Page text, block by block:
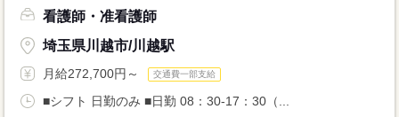
看護師・准看護師
埼玉県川越市/川越駅
月給272,700円～ 交通費一部支給
■シフト 日勤のみ ■日勤 08：30-17：30（...